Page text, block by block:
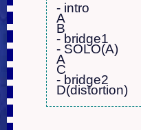
- intro
A
B
- bridge1
- SOLO(A)
A
C
- bridge2
D(distortion)